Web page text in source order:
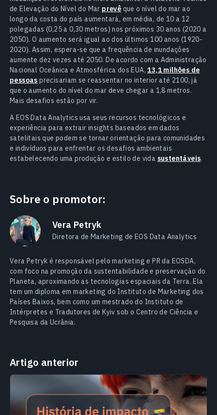
de Elevação do Nível do Mar prevê que o nível do mar ao
longo da costa do país aumentará, em média, de 10 a 12
polegadas (0,25 a 0,30 metros) nos próximos 30 anos (2020 a
2050). O aumento será igual ao dos últimos 100 anos (1920-
2020). Assim, espera-se que a frequência de inundações
aumente dez vezes até 2050. De acordo com a Administração
Nacional Oceânica e Atmosférica dos EUA,13,1 milhões de
pessoas precisariam se reassentar no interior até 2100, já
que o aumento do nível do mar deve chegar a 1,8 metros.
Mais desafios estão por vir.
A EOS Data Analytics usa seus recursos tecnológicos e
experiência para extrair insights baseados em dados
satelitais que podem se tornar orientação para comunidades
e indivíduos para enfrentar os desafios ambientais
estabelecendo uma produção e estilo de vida sustentáveis.
Sobre o promotor:
Vera Petryk
Diretora de Marketing de EOS Data Analytics
Vera Petryk é responsável pelo marketing e PR da EOSDA,
com foco na promoção da sustentabilidade e preservação do
Planeta, aproximando as tecnologias espaciais da Terra. Ela
tem um diploma em marketing do Instituto de Marketing dos
Países Baixos, bem como um mestrado do Instituto de
Intérpretes e Tradutores de Kyiv sob o Centro de Ciência e
Pesquisa da Ucrânia.
Artigo anterior